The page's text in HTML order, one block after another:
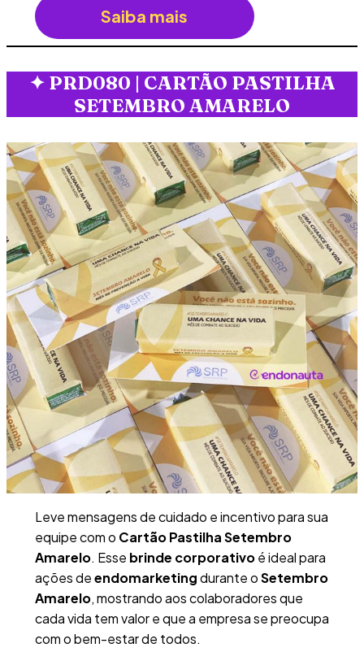
Saiba mais
✦PRD080 | CARTÃO PASTILHA
SETEMBRO AMARELO
Leve mensagens de cuidado e incentivo para sua
equipe com o Cartão Pastilha Setembro
Amarelo. Esse brinde corporativoé ideal para
ações deendomarketingdurante oSetembro
Amarelo, mostrando aos colaboradores que
cada vida tem valor e que a empresa se preocupa
com o bem-estar de todos.